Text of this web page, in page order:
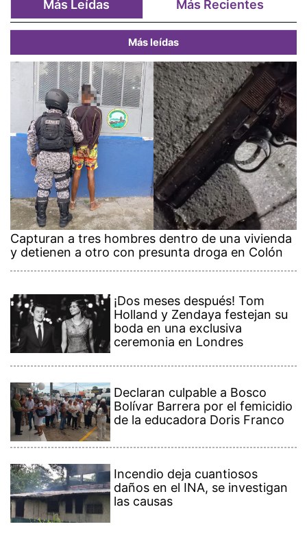
Más Leídas Más Recientes
Más leídas
Capturan a tres hombres dentro de una vivienda
y detienen a otro con presunta droga en Colón
¡Dos meses después! Tom
Holland y Zendaya festejan su
boda en una exclusiva
ceremonia en Londres
Declaran culpable a Bosco
Bolívar Barrera por el femicidio
de la educadora Doris Franco
Incendio deja cuantiosos
daños en el INA, se investigan
las causas